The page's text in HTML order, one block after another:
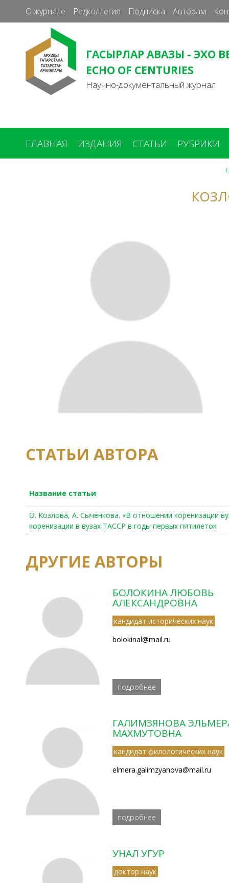
О журнале Редколлегия Подписка Авторам
ГАСЫРЛАР АВАЗЫ - ЭХО
ECHO OF CENTURIES
Научно-документальный журнал
ГЛАВНАЯ ИЗДАНИЯ СТАТЬИ РУБРИКИ
СТАТЬИ АВТОРА
Название статьи
О. Козлова, А. Сыченкова. «В отношении коренизации
коренизации в вузах ТАССР в годы первых пятилеток
ДРУГИЕ АВТОРЫ
БОЛОКИНА ЛЮБОВЬ
АЛЕКСАНДРОВНА
кандидат исторических наук
bolokinal@mail.ru
подробнее
ГАЛИМЗЯНОВА
МАХМУТОВНА
кандидат филологических наук
elmera.galimzyanova@mail.ru
подробнее
УНАЛ УГУР
доктор наук